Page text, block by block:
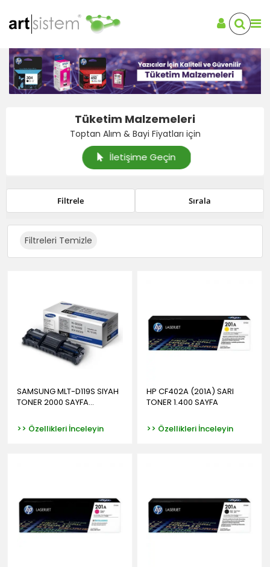
Tüketim Malzemeleri
Toptan Alım & Bayi Fiyatları için
İletişime Geçin
Filtrele Sırala
Filtreleri Temizle
SAMSUNG MLT-D119S SIYAH
TONER 2000 SAYFA...
>> Özellikleri İnceleyin
HP CF402A (201A) SARI
TONER 1.400 SAYFA
>> Özellikleri İnceleyin